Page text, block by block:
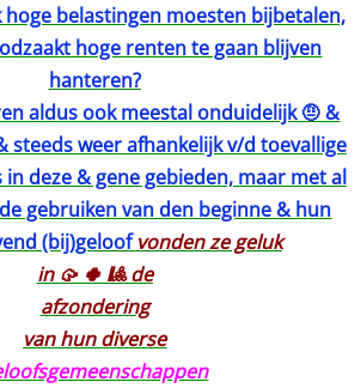
hoge belastingen moesten bijbetalen,
hoge renten te gaan blijven
hanteren?
aldus ook meestal onduidelijk 🤨 &
steeds weer afhankelijk v/d toevallige
deze & gene gebieden, maar met al
gebruiken van den beginne & hun
(bij)geloofvonden ze geluk
in 🥠 🍀 🎱 de
afzondering
van hun diverse